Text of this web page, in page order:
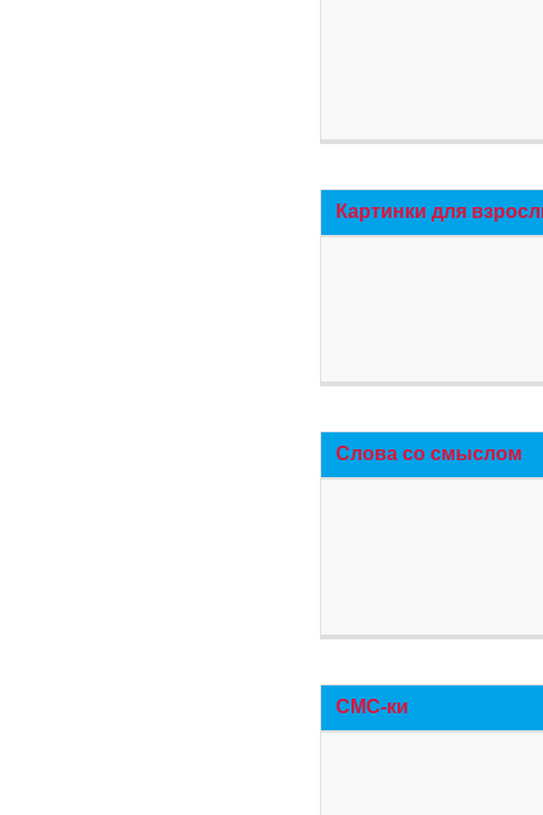
Картинки для
Слова со смыслом
СМС-ки